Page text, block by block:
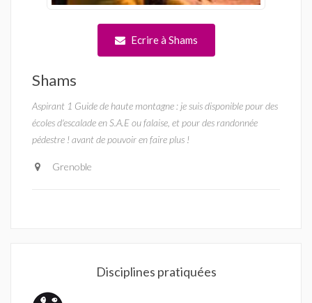
Ecrire à Shams
Shams
Aspirant 1 Guide de haute montagne : je suis disponible pour des
écoles d'escalade en S.A.E ou falaise, et pour des randonnée
pédestre ! avant de pouvoir en faire plus !
Grenoble
Disciplines pratiquées